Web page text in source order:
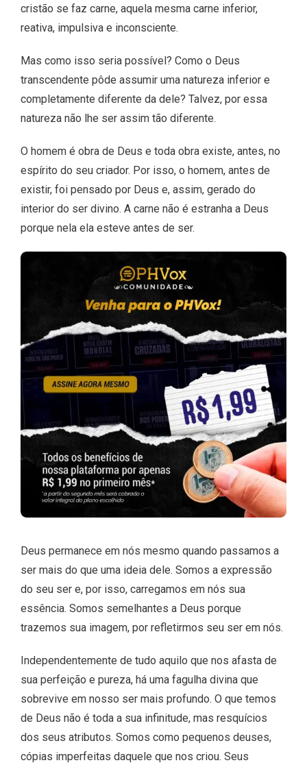
cristão se faz carne, aquela mesma carne inferior,
reativa, impulsiva e inconsciente.
Mas como isso seria possível? Como o Deus
transcendente pôde assumir uma natureza inferior e
completamente diferente da dele? Talvez, por essa
natureza não lhe ser assim tão diferente.
O homem é obra de Deus e toda obra existe, antes, no
espírito do seu criador. Por isso, o homem, antes de
existir, foi pensado por Deus e, assim, gerado do
interior do ser divino. A carne não é estranha a Deus
porque nela ela esteve antes de ser.
Deus permanece em nós mesmo quando passamos a
ser mais do que uma ideia dele. Somos a expressão
do seu ser e, por isso, carregamos em nós sua
essência. Somos semelhantes a Deus porque
trazemos sua imagem, por refletirmos seu ser em nós.
Independentemente de tudo aquilo que nos afasta de
sua perfeição e pureza, há uma fagulha divina que
sobrevive em nosso ser mais profundo. O que temos
de Deus não é toda a sua infinitude, mas resquícios
dos seus atributos. Somos como pequenos deuses,
cópias imperfeitas daquele que nos criou. Seus